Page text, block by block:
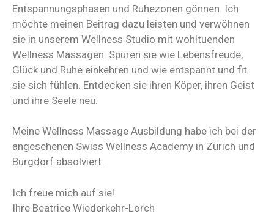
Entspannungsphasen und Ruhezonen gönnen. Ich
möchte meinen Beitrag dazu leisten und verwöhnen
sie in unserem Wellness Studio mit wohltuenden
Wellness Massagen. Spüren sie wie Lebensfreude,
Glück und Ruhe einkehren und wie entspannt und fit
sie sich fühlen. Entdecken sie ihren Köper, ihren Geist
und ihre Seele neu.
Meine Wellness Massage Ausbildung habe ich bei der
angesehenen Swiss Wellness Academy in Zürich und
Burgdorf absolviert.
Ich freue mich auf sie!
Ihre Beatrice Wiederkehr-Lorch